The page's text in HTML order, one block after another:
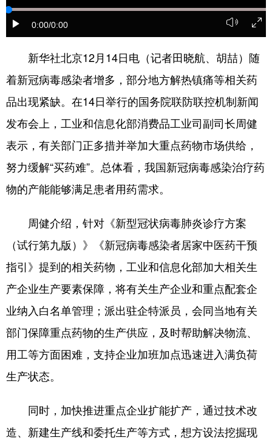
学术中国 溯源中国
彩票 娱乐 时尚 悦读
公益 一带一路 亚太网 上市公司
文化产业
地方频道
北京 天津 河北
辽宁 吉林 上海 江苏
浙江 安徽 福建 江西
山东 河南 湖北 湖南
四川 贵州 西藏
陕西 甘肃 青海 宁夏
新疆
0:00/0:00
新华社北京12月14日电（记者田晓航、胡喆）随
着新冠病毒感染者增多，部分地方解热镇痛等相关药
品出现紧缺。在14日举行的国务院联防联控机制新闻
发布会上，工业和信息化部消费品工业司副司长周健
表示，有关部门正多措并举加大重点药物市场供给，
努力缓解“买药难”。总体看，我国新冠病毒感染治疗药
物的产能能够满足患者用药需求。
周健介绍，针对《新型冠状病毒肺炎诊疗方案
（试行第九版）》《新冠病毒感染者居家中医药干预
指引》提到的相关药物，工业和信息化部加大相关生
产企业生产要素保障，将有关生产企业和重点配套企
业纳入白名单管理；派出驻企特派员，会同当地有关
部门保障重点药物的生产供应，及时帮助解决物流、
用工等方面困难，支持企业加班加点迅速进入满负荷
生产状态。
同时，加快推进重点企业扩能扩产，通过技术改
造、新建生产线和委托生产等方式，想方设法挖掘现